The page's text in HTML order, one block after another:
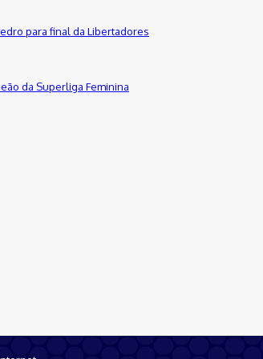
para final da Libertadores
da Superliga Feminina